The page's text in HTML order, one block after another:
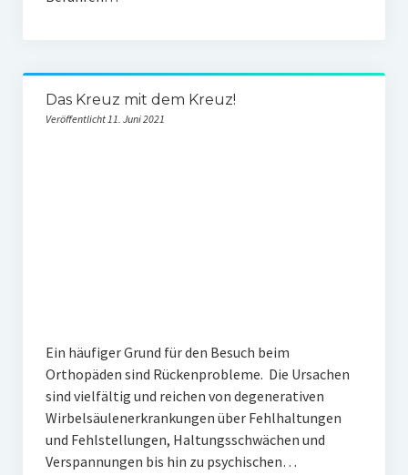
Das Kreuz mit dem Kreuz!
Veröffentlicht 11. Juni 2021
Ein häufiger Grund für den Besuch beim
Orthopäden sind Rückenprobleme. Die Ursachen
sind vielfältig und reichen von degenerativen
Wirbelsäulenerkrankungen über Fehlhaltungen
und Fehlstellungen, Haltungsschwächen und
Verspannungen bis hin zu psychischen…